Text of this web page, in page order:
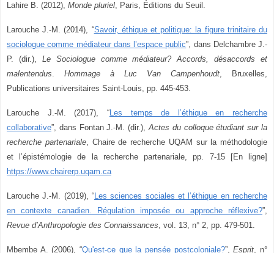
Lahire B. (2012), Monde pluriel, Paris, Éditions du Seuil.
Larouche J.-M. (2014), “Savoir, éthique et politique: la figure trinitaire du
sociologue comme médiateur dans l’espace public”, dans Delchambre J.-
P. (dir.), Le Sociologue comme médiateur? Accords, désaccords et
malentendus. Hommage à Luc Van Campenhoudt, Bruxelles,
Publications universitaires Saint-Louis, pp. 445-453.
Larouche J.-M. (2017), “Les temps de l’éthique en recherche
collaborative”, dans Fontan J.-M. (dir.),Actes du colloque étudiant sur la
recherche partenariale, Chaire de recherche UQAM sur la méthodologie
et l’épistémologie de la recherche partenariale, pp. 7-15 [En ligne]
https://www.chairerp.uqam.ca
Larouche J.-M. (2019), “Les sciences sociales et l’éthique en recherche
en contexte canadien. Régulation imposée ou approche réflexive?”,
Revue d’Anthropologie des Connaissances, vol. 13, n° 2, pp. 479-501.
Mbembe A. (2006), “Qu'est-ce que la pensée postcoloniale?”,Esprit, n°